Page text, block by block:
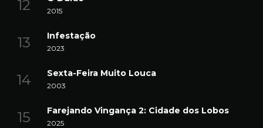
2015
Infestação
2023
Sexta-Feira Muito Louca
2003
Farejando Vingança 2: Cidade dos Lobos
2025